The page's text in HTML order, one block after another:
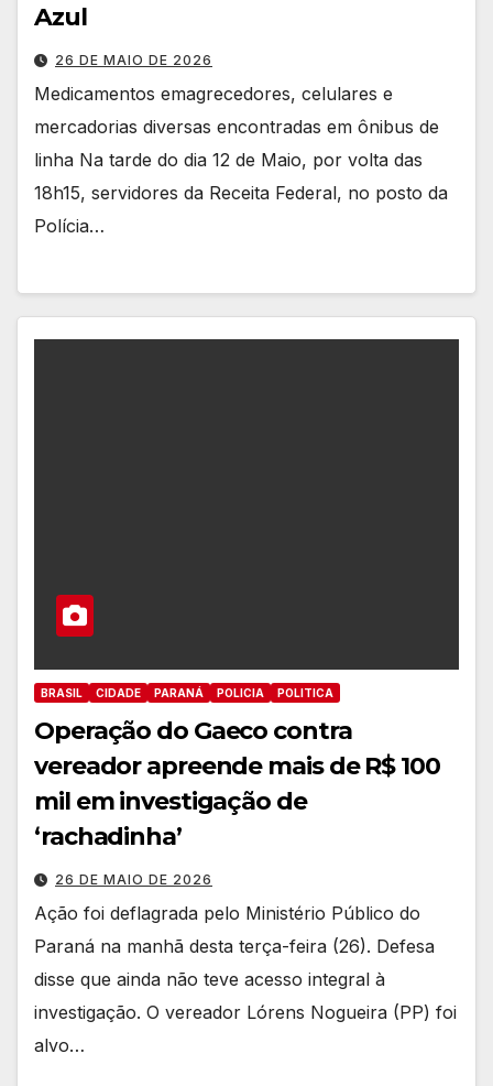
Azul
26 DE MAIO DE 2026
Medicamentos emagrecedores, celulares e
mercadorias diversas encontradas em ônibus de
linha Na tarde do dia 12 de Maio, por volta das
18h15, servidores da Receita Federal, no posto da
Polícia…
BRASIL CIDADE PARANÁ POLICIA POLITICA
Operação do Gaeco contra
vereador apreende mais de R$ 100
mil em investigação de
‘rachadinha’
26 DE MAIO DE 2026
Ação foi deflagrada pelo Ministério Público do
Paraná na manhã desta terça-feira (26). Defesa
disse que ainda não teve acesso integral à
investigação. O vereador Lórens Nogueira (PP) foi
alvo…